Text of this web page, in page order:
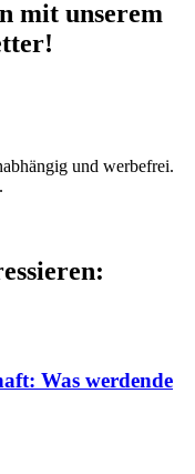
mit unserem
!
und werbefrei.
Was werdende